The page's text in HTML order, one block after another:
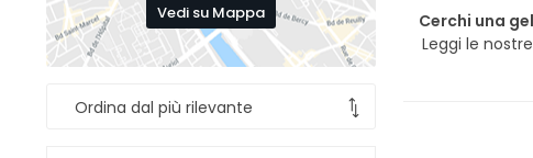
Vedi su Mappa Cerchi una
Leggi le nostre